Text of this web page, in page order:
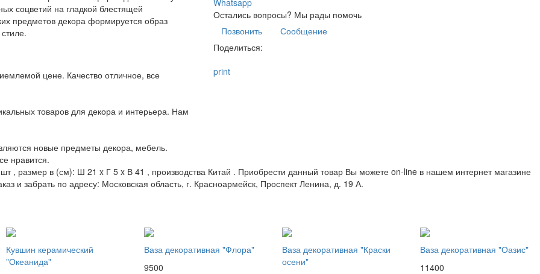
соцветий на гладкой блестящей
предметов декора формируется образ
цене. Качество отличное, все
товаров для декора и интерьера. Нам
новые предметы декора, мебель.
нравится.
Whatsapp
Остались вопросы? Мы рады помочь
Позвонить
Сообщение
Поделиться:
print
, размер в (см): Ш 21 x Г 5 x В 41 , производства Китай . Приобрести данный товар Вы можете on-line в нашем интернет магазине
и забрать по адресу: Московская область, г. Красноармейск, Проспект Ленина, д. 19 А.
Кувшин керамический
"Океанида"
Ваза декоративная "Флора"
9500
Ваза декоративная "Краски
осени"
Ваза декоративная "Оазис"
11400